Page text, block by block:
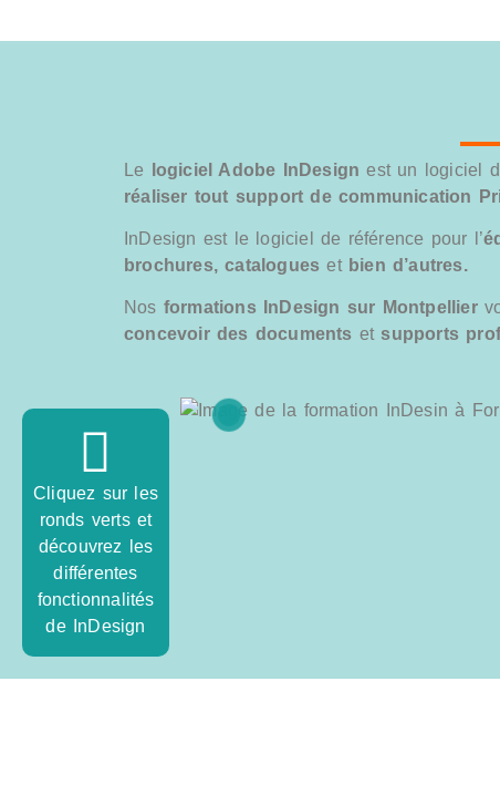
Le logiciel Adobe InDesign est un logiciel
réaliser tout support de communication
InDesign est le logiciel de référence pour l’
brochures, catalogues etbien d’autres.
Nos formations InDesign sur Montpellier
concevoir des documents et supports
Cliquez sur les
ronds verts et
découvrez les
différentes
fonctionnalités
de InDesign